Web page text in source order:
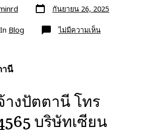
วัน
ที่
เรื่อง
กันยายน 26, 2025
In Blog ไม่มีความเห็นบน
รถ
านี
างปัตตานี โทร
บริษัทเซียน